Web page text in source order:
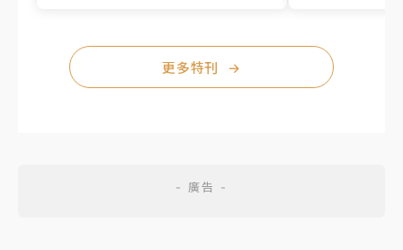
更多特刊 →